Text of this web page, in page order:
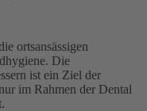
ortsansässigen
Die
ist ein Ziel der
im Rahmen der Dental